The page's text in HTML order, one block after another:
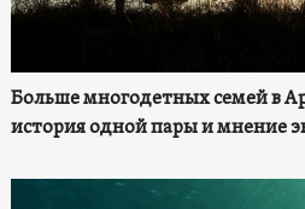
Больше многодетных семей в
история одной пары и мнение